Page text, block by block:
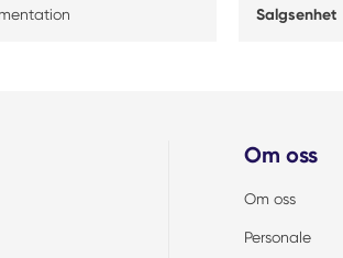
Salgsenhet
Om oss
Om oss
Personale